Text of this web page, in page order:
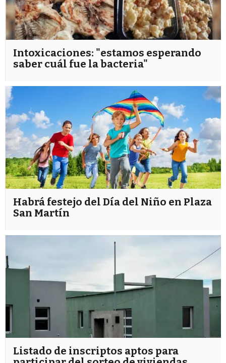
Intoxicaciones: "estamos esperando
saber cuál fue la bacteria"
Habrá festejo del Día del Niño en Plaza
San Martín
Listado de inscriptos aptos para